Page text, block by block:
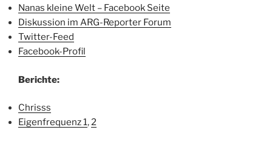
Nanas kleine Welt – Facebook Seite
Diskussion im ARG-Reporter Forum
Twitter-Feed
Facebook-Profil
Berichte:
Chrisss
Eigenfrequenz 1,2